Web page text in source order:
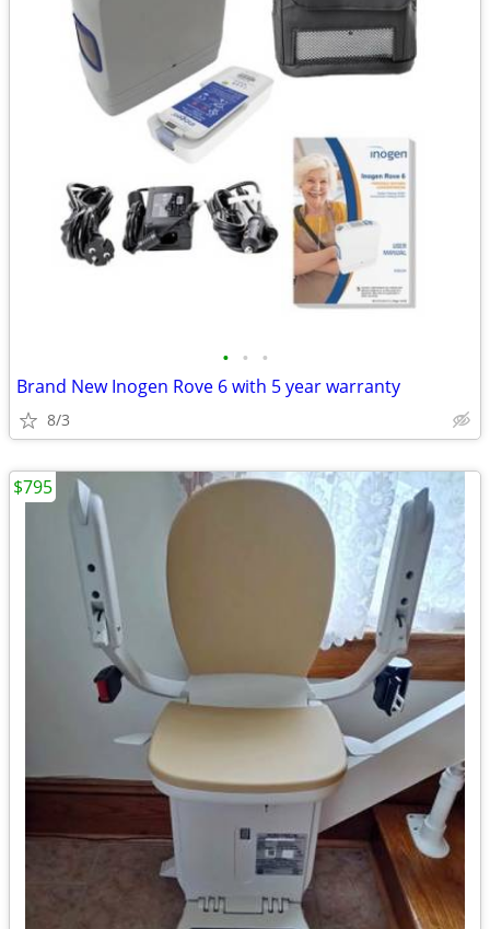
• • •
Brand New Inogen Rove 6 with 5 year warranty
8/3
$795